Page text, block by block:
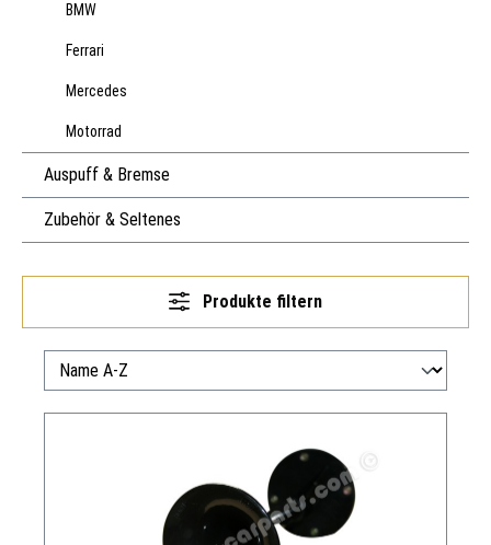
BMW
Ferrari
Mercedes
Motorrad
Auspuff & Bremse
Zubehör & Seltenes
Produkte filtern